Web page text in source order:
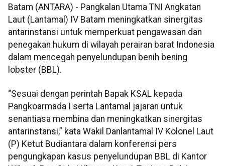
Batam (ANTARA) - Pangkalan Utama TNI Angkatan
Laut (Lantamal) IV Batam meningkatkan sinergitas
antarinstansi untuk memperkuat pengawasan dan
penegakan hukum di wilayah perairan barat Indonesia
dalam mencegah penyelundupan benih bening
lobster (BBL).
“Sesuai dengan perintah Bapak KSAL kepada
Pangkoarmada I serta Lantamal jajaran untuk
senantiasa membina dan meningkatkan sinergitas
antarinstansi,” kata Wakil Danlantamal IV Kolonel Laut
(P) Ketut Budiantara dalam konferensi pers
pengungkapan kasus penyelundupan BBL di Kantor